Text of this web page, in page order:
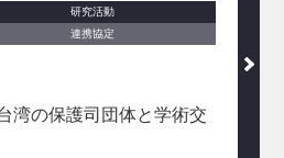
研究活動
連携協定
湾の保護司団体と学術交